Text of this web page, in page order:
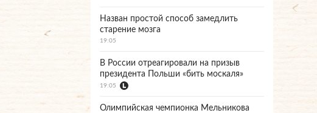
Назван простой способ замедлить
старение мозга
19:05
В России отреагировали на призыв
президента Польши «бить москаля»
19:05
Олимпийская чемпионка Мельникова